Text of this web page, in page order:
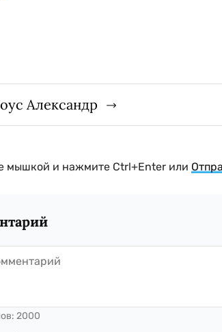
Александр
мышкой и нажмите Ctrl+Enter или
2000